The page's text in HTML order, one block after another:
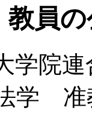
員の
学院
学 准